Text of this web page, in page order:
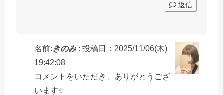
返信
名前:きのみ: 投稿日：2025/11/06(木)
19:42:08
コメントをいただき、ありがとうござ
います✨